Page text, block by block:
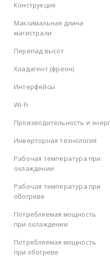
Конструкция
Максимальная длина
магистрали
Перепад высот
Хладагент (фреон)
Интерфейсы
Wi-Fi
Производительность и
Инверторная технология
Рабочая температура при
охлаждении
Рабочая температура при
обогреве
Потребляемая мощность
при охлаждении
Потребляемая мощность
при обогреве